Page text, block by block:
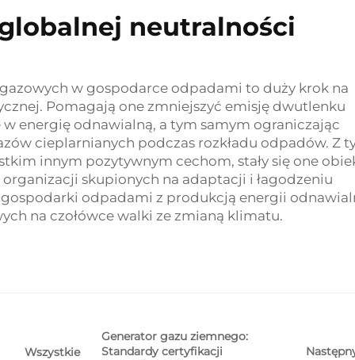
neutralności
w gospodarce odpadami to duży krok na
Pomagają one zmniejszyć emisję dwutlenku
energię odnawialną, a tym samym ograniczając
cieplarnianych podczas rozkładu odpadów. Z
innym pozytywnym cechom, stały się one
skupionych na adaptacji i łagodzeniu
odpadami z produkcją energii
na czołówce walki ze zmianą klimatu.
Wszystkie
Generator gazu ziemnego:
Standardy certyfikacji